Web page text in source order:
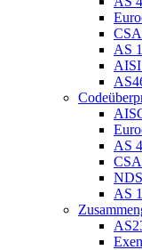
AS
AISI
AS
AS